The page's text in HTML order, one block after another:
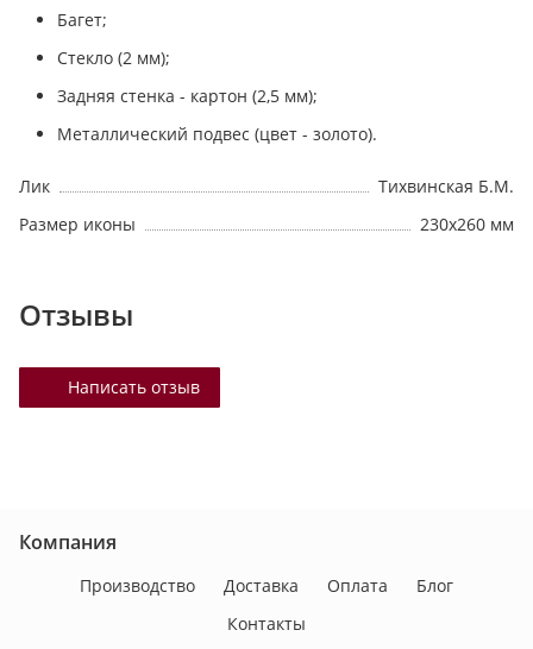
Багет;
Стекло (2 мм);
Задняя стенка - картон (2,5 мм);
Металлический подвес (цвет - золото).
Лик
Тихвинская Б.М.
Размер иконы
230х260 мм
Отзывы
Написать отзыв
Компания
Производство Доставка Оплата
Блог
Контакты